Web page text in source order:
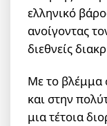
ελληνικό
ανοίγοντας
διεθνείς
Με το βλέμμα
και στην
μια τέτοια